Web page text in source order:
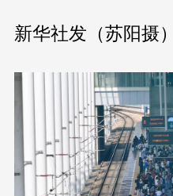
新华社发（苏阳摄）